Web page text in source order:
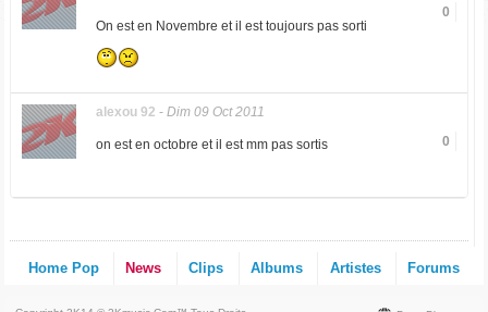
0
On est en Novembre et il est toujours pas sorti
alexou 92 - Dim 09 Oct 2011
0
on est en octobre et il est mm pas sortis
Home Pop News Clips Albums Artistes Forums